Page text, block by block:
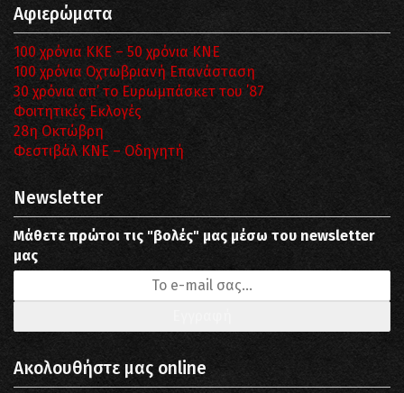
Αφιερώματα
100 χρόνια ΚΚΕ – 50 χρόνια ΚΝΕ
100 χρόνια Οχτωβριανή Επανάσταση
30 χρόνια απ’ το Ευρωμπάσκετ του ΄87
Φοιτητικές Εκλογές
28η Οκτώβρη
Φεστιβάλ ΚΝΕ – Οδηγητή
Newsletter
Μάθετε πρώτοι τις "βολές" μας μέσω του newsletter
μας
Ακολουθήστε μας online